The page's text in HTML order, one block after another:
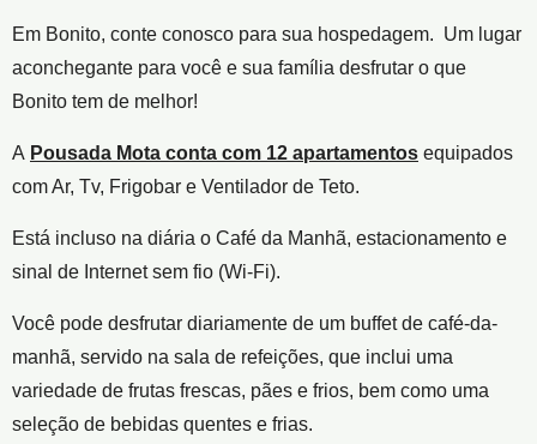
Em Bonito, conte conosco para sua hospedagem. Um lugar
aconchegante para você e sua família desfrutar o que
Bonito tem de melhor!
A Pousada Mota conta com 12 apartamentos equipados
com Ar, Tv, Frigobar e Ventilador de Teto.
Está incluso na diária o Café da Manhã, estacionamento e
sinal de Internet sem fio (Wi-Fi).
Você pode desfrutar diariamente de um buffet de café-da-
manhã, servido na sala de refeições, que inclui uma
variedade de frutas frescas, pães e frios, bem como uma
seleção de bebidas quentes e frias.